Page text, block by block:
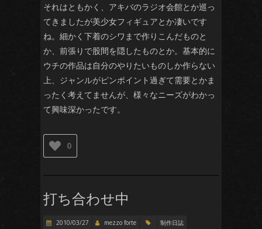
それはともかく、アキバのラジオ会館とか巡っ
てきましたが美少女フィギュアとか凄いです
ね。細かく下着のシワまで作りこんだものと
か、前張りで股間を隠したものとか。基本的に
ウチの作品は自分のやりたいものしか作らない
上、ジャンルがピンポイント過ぎて需要とかま
ったく考えてませんが、様々なニーズがわかっ
て興味深かったです。
0
打ち合わせ中
2010/03/27 mezzo forte
制作日誌